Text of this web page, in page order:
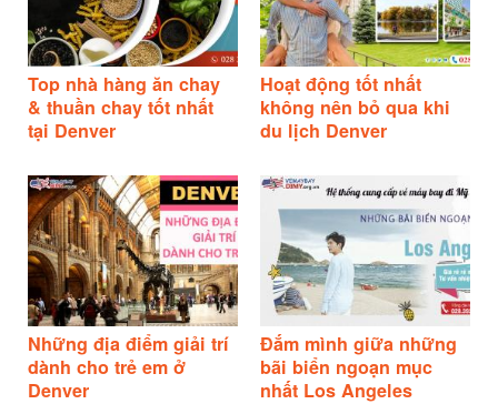
Top nhà hàng ăn chay
& thuần chay tốt nhất
tại Denver
Hoạt động tốt nhất
không nên bỏ qua khi
du lịch Denver
Những địa điểm giải trí
dành cho trẻ em ở
Denver
Đắm mình giữa những
bãi biển ngoạn mục
nhất Los Angeles